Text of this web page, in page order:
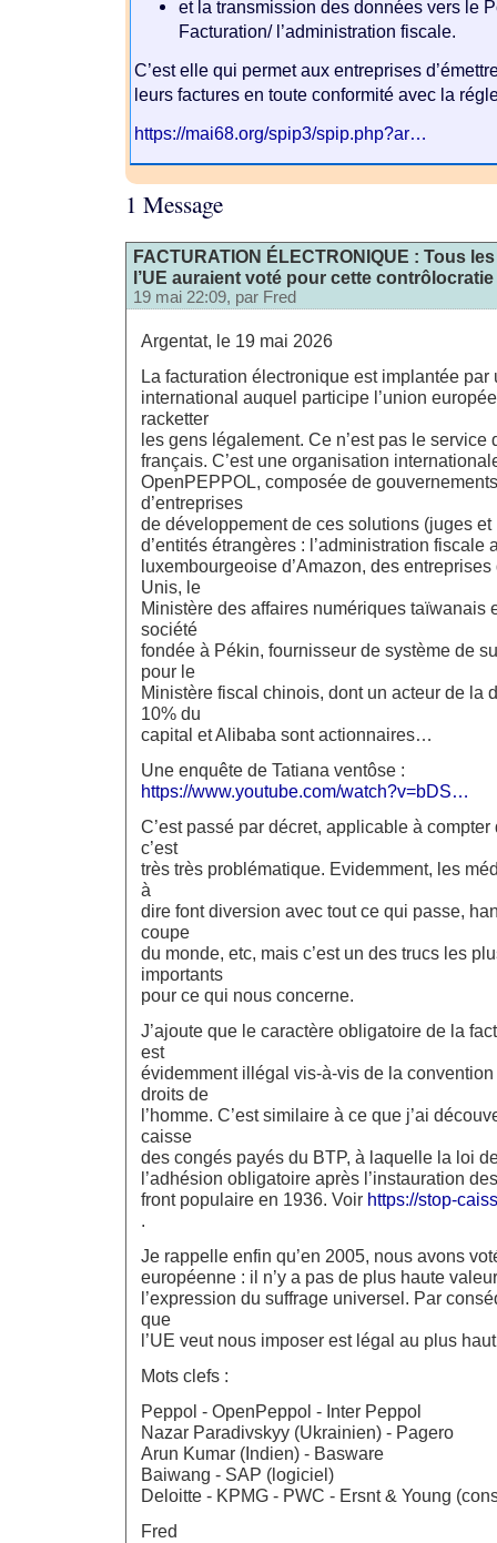
et la transmission des données vers le
Facturation/ l’administration fiscale.
C’est elle qui permet aux entreprises
leurs factures en toute conformité avec la
https://mai68.org/spip3/spip.php?ar…
1 Message
FACTURATION ÉLECTRONIQUE : Tous
l’UE auraient voté pour cette
19 mai 22:09, par Fred
Argentat, le 19 mai 2026
La facturation électronique est implantée par
international auquel participe l’union
racketter
les gens légalement. Ce n’est pas le service
français. C’est une organisation
OpenPEPPOL, composée de
d’entreprises
de développement de ces solutions (juges
d’entités étrangères : l’administration fiscale
luxembourgeoise d’Amazon, des
Unis, le
Ministère des affaires numériques taïwanais
société
fondée à Pékin, fournisseur de système de
pour le
Ministère fiscal chinois, dont un acteur de la
10% du
capital et Alibaba sont actionnaires…
Une enquête de Tatiana ventôse :
https://www.youtube.com/watch?v=bDS…
C’est passé par décret, applicable à
c’est
très très problématique. Evidemment, les
à
dire font diversion avec tout ce qui passe,
coupe
du monde, etc, mais c’est un des trucs les
importants
pour ce qui nous concerne.
J’ajoute que le caractère obligatoire de la
est
évidemment illégal vis-à-vis de la
droits de
l’homme. C’est similaire à ce que j’ai
caisse
des congés payés du BTP, à laquelle la loi
l’adhésion obligatoire après l’instauration
front populaire en 1936. Voir https://stop-
.
Je rappelle enfin qu’en 2005, nous avons
européenne : il n’y a pas de plus haute
l’expression du suffrage universel. Par
que
l’UE veut nous imposer est légal au plus
Mots clefs :
Peppol - OpenPeppol - Inter Peppol
Nazar Paradivskyy (Ukrainien) - Pagero
Arun Kumar (Indien) - Basware
Baiwang - SAP (logiciel)
Deloitte - KPMG - PWC - Ersnt & Young
Fred